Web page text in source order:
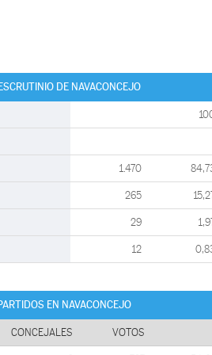
DE NAVACONCEJO
1.470
265
29
12
EN NAVACONCEJO
CONCEJALES VOTOS